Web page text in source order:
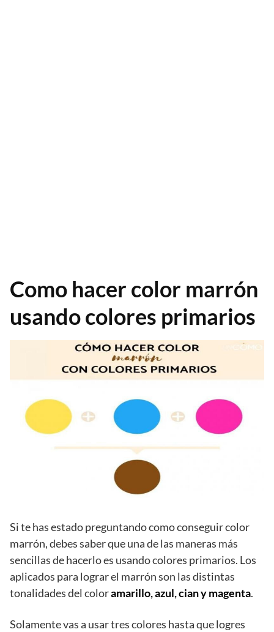
Como hacer color marrón
usando colores primarios
Si te has estado preguntando como conseguir color
marrón, debes saber que una de las maneras más
sencillas de hacerlo es usando colores primarios. Los
aplicados para lograr el marrón son las distintas
tonalidades del coloramarillo, azul, cian y magenta.
Solamente vas a usar tres colores hasta que logres